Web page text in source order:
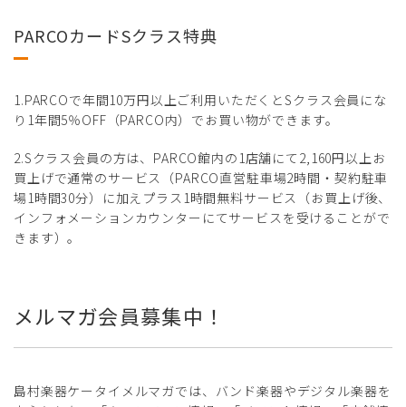
PARCOカードSクラス特典
1.PARCOで年間10万円以上ご利用いただくとSクラス会員にな
り1年間5％OFF（PARCO内）でお買い物ができます。
2.Sクラス会員の方は、PARCO館内の1店舗にて2,160円以上お
買上げで通常のサービス（PARCO直営駐車場2時間・契約駐車
場1時間30分）に加えプラス1時間無料サービス（お買上げ後、
インフォメーションカウンターにてサービスを受けることがで
きます）。
メルマガ会員募集中！
島村楽器ケータイメルマガでは、バンド楽器やデジタル楽器を